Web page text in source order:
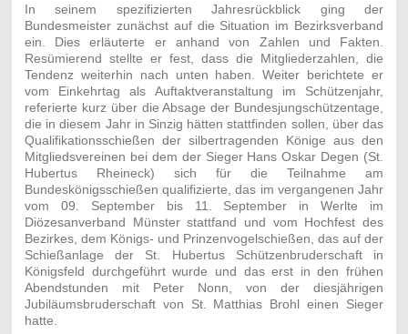
In seinem spezifizierten Jahresrückblick ging der
Bundesmeister zunächst auf die Situation im Bezirksverband
ein. Dies erläuterte er anhand von Zahlen und Fakten.
Resümierend stellte er fest, dass die Mitgliederzahlen, die
Tendenz weiterhin nach unten haben. Weiter berichtete er
vom Einkehrtag als Auftaktveranstaltung im Schützenjahr,
referierte kurz über die Absage der Bundesjungschützentage,
die in diesem Jahr in Sinzig hätten stattfinden sollen, über das
Qualifikationsschießen der silbertragenden Könige aus den
Mitgliedsvereinen bei dem der Sieger Hans Oskar Degen (St.
Hubertus Rheineck) sich für die Teilnahme am
Bundeskönigsschießen qualifizierte, das im vergangenen Jahr
vom 09. September bis 11. September in Werlte im
Diözesanverband Münster stattfand und vom Hochfest des
Bezirkes, dem Königs- und Prinzenvogelschießen, das auf der
Schießanlage der St. Hubertus Schützenbruderschaft in
Königsfeld durchgeführt wurde und das erst in den frühen
Abendstunden mit Peter Nonn, von der diesjährigen
Jubiläumsbruderschaft von St. Matthias Brohl einen Sieger
hatte.